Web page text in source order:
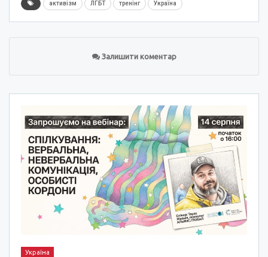
активізм ЛГБТ тренінг Україна
Залишити коментар
Україна